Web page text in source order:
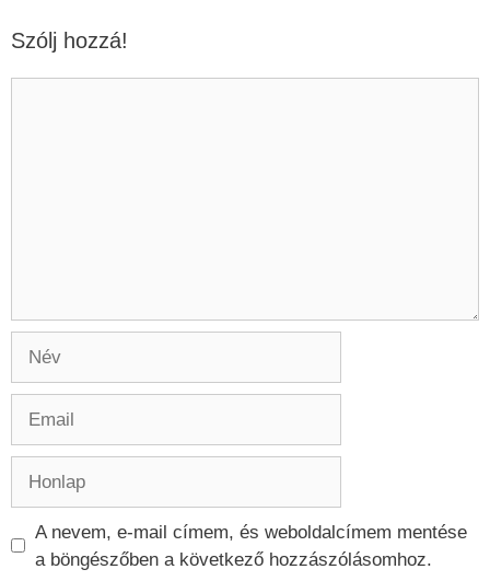
Szólj hozzá!
A nevem, e-mail címem, és weboldalcímem mentése
a böngészőben a következő hozzászólásomhoz.